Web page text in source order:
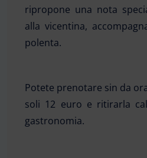
ripropone una nota
alla vicentina,
polenta.
Potete prenotare sin da
soli 12 euro e ritirarla
gastronomia.